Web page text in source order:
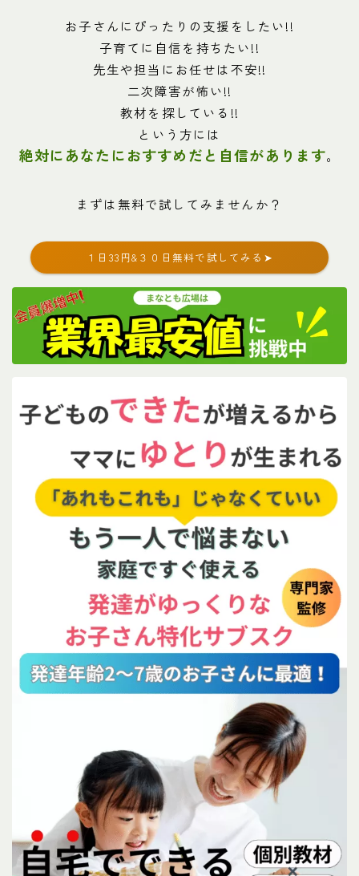
お子さんにぴったりの支援をしたい!!
子育てに自信を持ちたい!!
先生や担当にお任せは不安!!
二次障害が怖い!!
教材を探している!!
という方には
絶対にあなたにおすすめだと自信があります。
まずは無料で試してみませんか？
１日33円&３０日無料で試してみる➤